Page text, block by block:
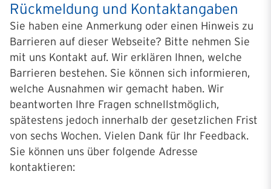
Rückmeldung und Kontaktangaben
Sie haben eine Anmerkung oder einen Hinweis zu
Barrieren auf dieser Webseite? Bitte nehmen Sie
mit uns Kontakt auf. Wir erklären Ihnen, welche
Barrieren bestehen. Sie können sich informieren,
welche Ausnahmen wir gemacht haben. Wir
beantworten Ihre Fragen schnellstmöglich,
spätestens jedoch innerhalb der gesetzlichen Frist
von sechs Wochen. Vielen Dank für Ihr Feedback.
Sie können uns über folgende Adresse
kontaktieren: